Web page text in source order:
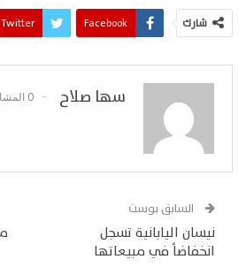
شارك Facebook
Twitter
سها صلاح 0 المشاركات
السابق بوست
نيسان اليابانية تسجل
انخفاضاً في مبيعاتها